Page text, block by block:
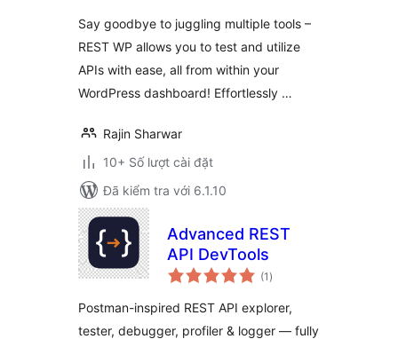
Say goodbye to juggling multiple tools –
REST WP allows you to test and utilize
APIs with ease, all from within your
WordPress dashboard! Effortlessly …
Rajin Sharwar
10+ Số lượt cài đặt
Đã kiểm tra với 6.1.10
Advanced REST
API DevTools
(1 tổng
đánh
)
Postman-inspired REST API explorer,
tester, debugger, profiler & logger — fully